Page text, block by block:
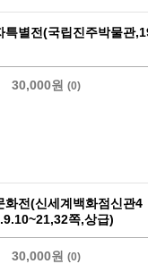
특별전(국립진주박물관
30,000원 (0)
화전(신세계백화점신관4
쪽,상급)
30,000원 (0)